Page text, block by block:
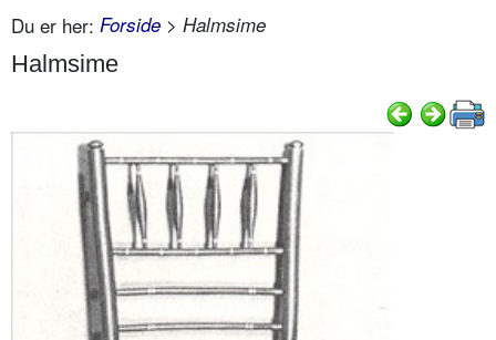
Du er her: Forside > Halmsime
Halmsime